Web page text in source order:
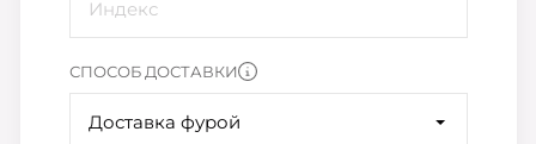
СПОСОБ ДОСТАВКИ
Доставка фурой